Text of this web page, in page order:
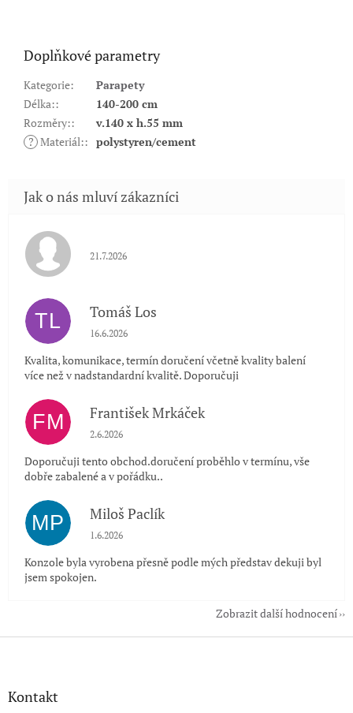
Doplňkové parametry
Kategorie:
Parapety
Délka::
140-200 cm
Rozměry::
v.140 x h.55 mm
? Materiál:: polystyren/cement
Hodnocení obchodu je 5 z 5 hvězdiček.
21.7.2026
TL Tomáš Los
Hodnocení obchodu je 5 z 5 hvězdiček.
16.6.2026
Kvalita, komunikace, termín doručení včetně kvality balení
více než v nadstandardní kvalitě. Doporučuji
FM František Mrkáček
Hodnocení obchodu je 5 z 5 hvězdiček.
2.6.2026
Doporučuji tento obchod.doručení proběhlo v termínu, vše
dobře zabalené a v pořádku..
MP Miloš Paclík
Hodnocení obchodu je 5 z 5 hvězdiček.
1.6.2026
Konzole byla vyrobena přesně podle mých představ dekuji byl
jsem spokojen.
Zobrazit další hodnocení
Z
Kontakt